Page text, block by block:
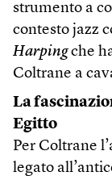
strumento a
contesto jazz
Harpingche
Coltrane a
La
Egitto
Per Coltrane
legato